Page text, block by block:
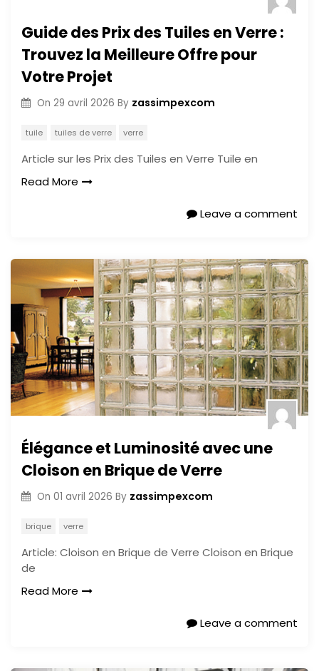
Guide des Prix des Tuiles en Verre :
Trouvez la Meilleure Offre pour
Votre Projet
On 29 avril 2026 By zassimpexcom
tuile tuiles de verre verre
Article sur les Prix des Tuiles en Verre Tuile en
Read More
Leave a comment
Élégance et Luminosité avec une
Cloison en Brique de Verre
On 01 avril 2026 By zassimpexcom
brique verre
Article: Cloison en Brique de Verre Cloison en Brique
de
Read More
Leave a comment